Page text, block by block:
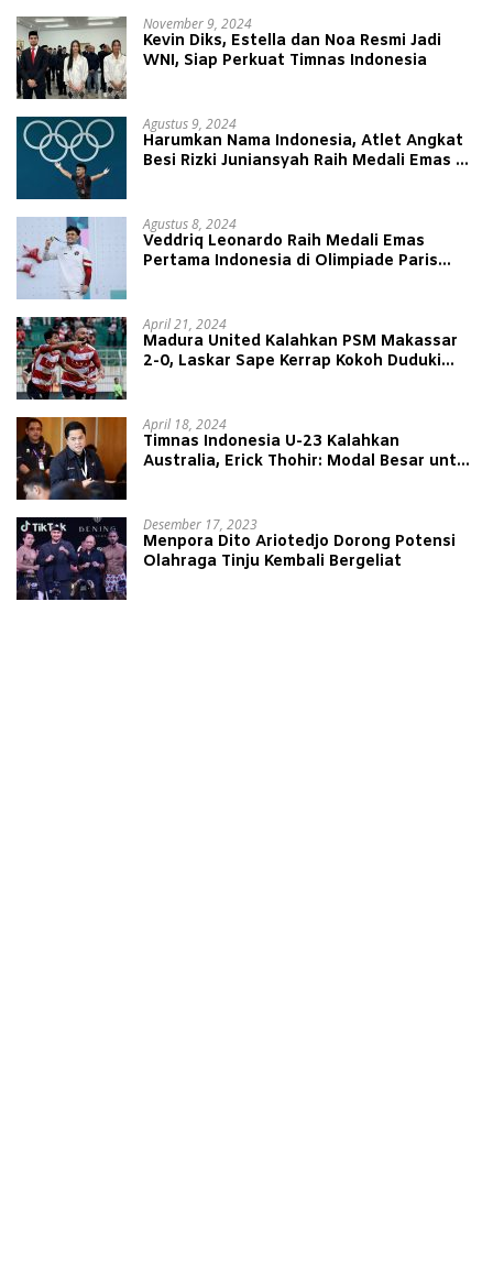
November 9, 2024
Kevin Diks, Estella dan Noa Resmi Jadi
WNI, Siap Perkuat Timnas Indonesia
Agustus 9, 2024
Harumkan Nama Indonesia, Atlet Angkat
Besi Rizki Juniansyah Raih Medali Emas di
Agustus 8, 2024
Veddriq Leonardo Raih Medali Emas
Pertama Indonesia di Olimpiade Paris
April 21, 2024
Madura United Kalahkan PSM Makassar
2-0, Laskar Sape Kerrap Kokoh Duduki
April 18, 2024
Timnas Indonesia U-23 Kalahkan
Australia, Erick Thohir: Modal Besar untuk
Desember 17, 2023
Menpora Dito Ariotedjo Dorong Potensi
Olahraga Tinju Kembali Bergeliat